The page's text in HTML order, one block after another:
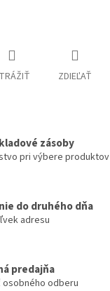
ZDIEĽAŤ
zásoby
pri výbere produktov
do druhého dňa
adresu
predajňa
odberu